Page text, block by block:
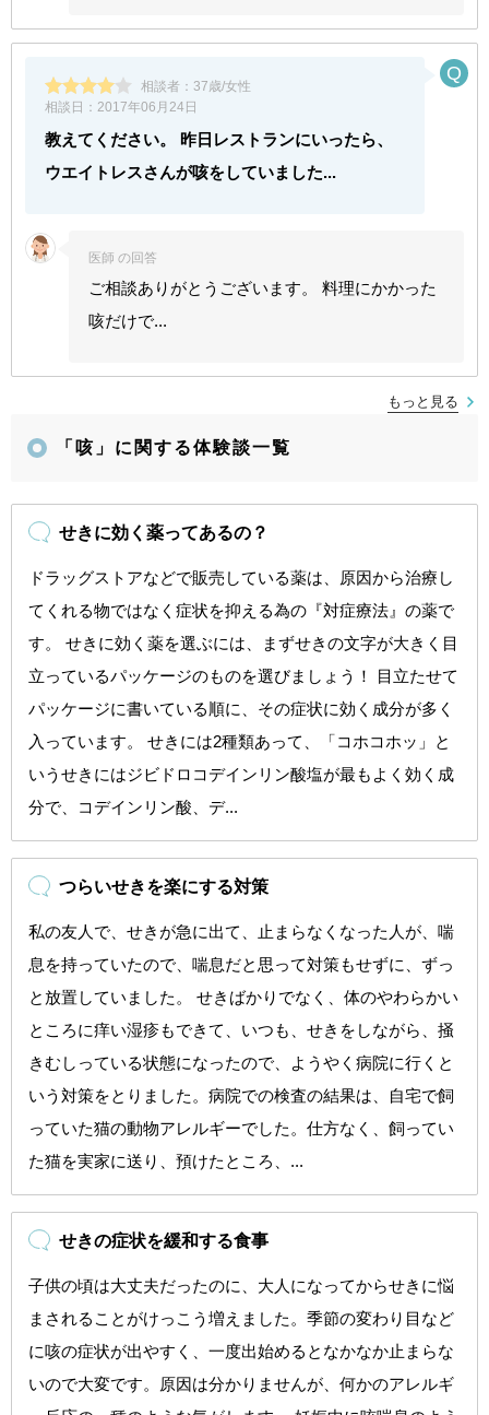
相談者： 37歳/女性
相談日： 2017年06月24日
教えてください。 昨日レストランにいったら、
ウエイトレスさんが咳をしていました...
医師 の回答
ご相談ありがとうございます。 料理にかかった
咳だけで...
もっと見る
「咳」に関する体験談一覧
せきに効く薬ってあるの？
ドラッグストアなどで販売している薬は、原因から治療し
てくれる物ではなく症状を抑える為の『対症療法』の薬で
す。 せきに効く薬を選ぶには、まずせきの文字が大きく目
立っているパッケージのものを選びましょう！ 目立たせて
パッケージに書いている順に、その症状に効く成分が多く
入っています。 せきには2種類あって、「コホコホッ」と
いうせきにはジビドロコデインリン酸塩が最もよく効く成
分で、コデインリン酸、デ...
つらいせきを楽にする対策
私の友人で、せきが急に出て、止まらなくなった人が、喘
息を持っていたので、喘息だと思って対策もせずに、ずっ
と放置していました。 せきばかりでなく、体のやわらかい
ところに痒い湿疹もできて、いつも、せきをしながら、掻
きむしっている状態になったので、ようやく病院に行くと
いう対策をとりました。病院での検査の結果は、自宅で飼
っていた猫の動物アレルギーでした。仕方なく、飼ってい
た猫を実家に送り、預けたところ、...
せきの症状を緩和する食事
子供の頃は大丈夫だったのに、大人になってからせきに悩
まされることがけっこう増えました。季節の変わり目など
に咳の症状が出やすく、一度出始めるとなかなか止まらな
いので大変です。原因は分かりませんが、何かのアレルギ